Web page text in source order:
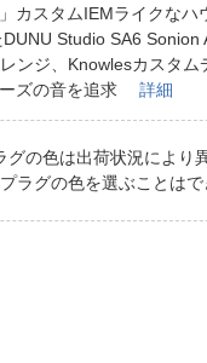
・お問合せ
カスタムIEMライクな
Studio SA6
ンジ、Knowlesカスタ
ーズの音を追求詳細
グの色は出荷状況により
プラグの色を選ぶことは